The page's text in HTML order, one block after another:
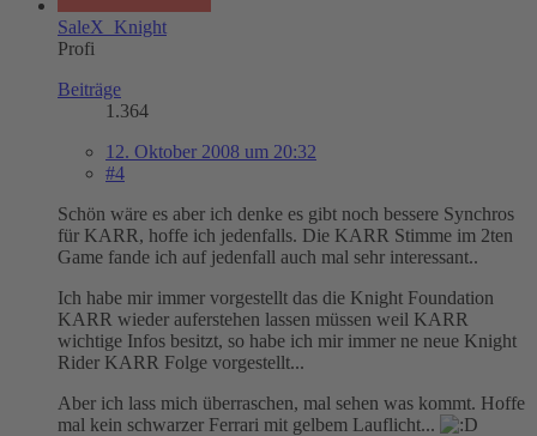
SaleX_Knight
Profi
Beiträge
1.364
12. Oktober 2008 um 20:32
#4
Schön wäre es aber ich denke es gibt noch bessere Synchros
für KARR, hoffe ich jedenfalls. Die KARR Stimme im 2ten
Game fande ich auf jedenfall auch mal sehr interessant..
Ich habe mir immer vorgestellt das die Knight Foundation
KARR wieder auferstehen lassen müssen weil KARR
wichtige Infos besitzt, so habe ich mir immer ne neue Knight
Rider KARR Folge vorgestellt...
Aber ich lass mich überraschen, mal sehen was kommt. Hoffe
mal kein schwarzer Ferrari mit gelbem Lauflicht...